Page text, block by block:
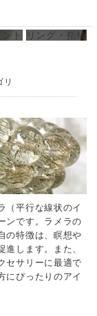
ント
リング・指輪
リ
（平行な線状のイ
ンです。ラメラの
の特徴は、瞑想や
進します。また、
セサリーに最適で
にぴったりのアイ